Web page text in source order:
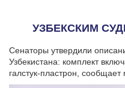
УЗБЕКСКИМ
Сенаторы утвердили
Узбекистана: комплект
галстук-пластрон, сообщает